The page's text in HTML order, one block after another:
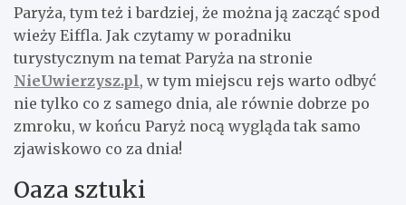
Paryża, tym też i bardziej, że można ją zacząć spod
wieży Eiffla. Jak czytamy w poradniku
turystycznym na temat Paryża na stronie
NieUwierzysz.pl, w tym miejscu rejs warto odbyć
nie tylko co z samego dnia, ale równie dobrze po
zmroku, w końcu Paryż nocą wygląda tak samo
zjawiskowo co za dnia!
Oaza sztuki